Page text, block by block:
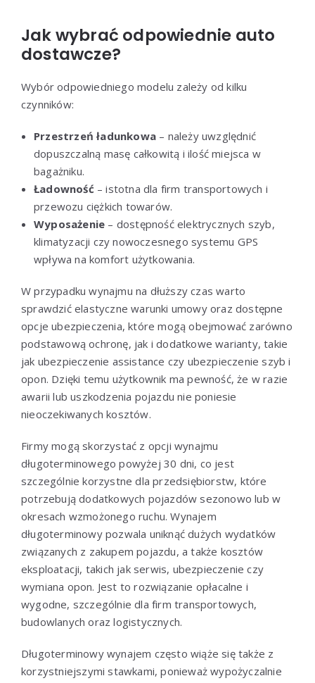
Jak wybrać odpowiednie auto
dostawcze?
Wybór odpowiedniego modelu zależy od kilku
czynników:
Przestrzeń ładunkowa – należy uwzględnić
dopuszczalną masę całkowitą i ilość miejsca w
bagażniku.
Ładowność – istotna dla firm transportowych i
przewozu ciężkich towarów.
Wyposażenie – dostępność elektrycznych szyb,
klimatyzacji czy nowoczesnego systemu GPS
wpływa na komfort użytkowania.
W przypadku wynajmu na dłuższy czas warto
sprawdzić elastyczne warunki umowy oraz dostępne
opcje ubezpieczenia, które mogą obejmować zarówno
podstawową ochronę, jak i dodatkowe warianty, takie
jak ubezpieczenie assistance czy ubezpieczenie szyb i
opon. Dzięki temu użytkownik ma pewność, że w razie
awarii lub uszkodzenia pojazdu nie poniesie
nieoczekiwanych kosztów.
Firmy mogą skorzystać z opcji wynajmu
długoterminowego powyżej 30 dni, co jest
szczególnie korzystne dla przedsiębiorstw, które
potrzebują dodatkowych pojazdów sezonowo lub w
okresach wzmożonego ruchu. Wynajem
długoterminowy pozwala uniknąć dużych wydatków
związanych z zakupem pojazdu, a także kosztów
eksploatacji, takich jak serwis, ubezpieczenie czy
wymiana opon. Jest to rozwiązanie opłacalne i
wygodne, szczególnie dla firm transportowych,
budowlanych oraz logistycznych.
Długoterminowy wynajem często wiąże się także z
korzystniejszymi stawkami, ponieważ wypożyczalnie